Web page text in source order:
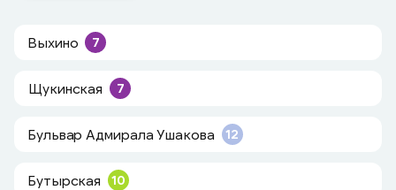
Выхино 7
Щукинская 7
Бульвар Адмирала Ушакова 12
Бутырская 10